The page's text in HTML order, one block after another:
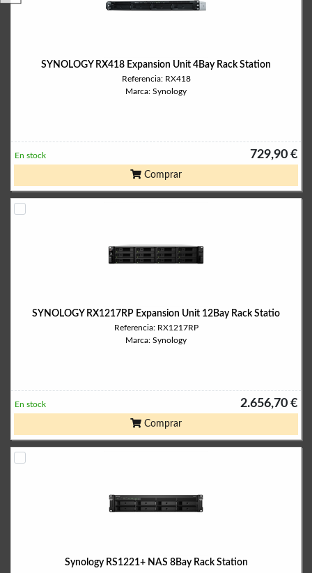
SYNOLOGY RX418 Expansion Unit 4Bay Rack Station
Referencia: RX418
Marca: Synology
729,90 €
En stock
Comprar
SYNOLOGY RX1217RP Expansion Unit 12Bay Rack Statio
Referencia: RX1217RP
Marca: Synology
2.656,70 €
En stock
Comprar
Synology RS1221+ NAS 8Bay Rack Station